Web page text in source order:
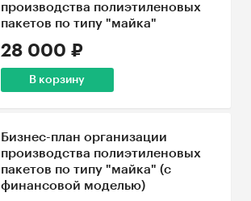
производства полиэтиленовых
пакетов по типу "майка"
28 000 ₽
В корзину
Бизнес-план организации
производства полиэтиленовых
пакетов по типу "майка" (с
финансовой моделью)